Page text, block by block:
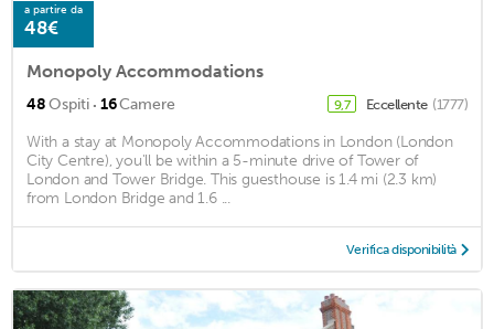
a partire da
48€
Monopoly Accommodations
48Ospiti · 16Camere 9,7 Eccellente (1777)
With a stay at Monopoly Accommodations in London (London
City Centre), you'll be within a 5-minute drive of Tower of
London and Tower Bridge. This guesthouse is 1.4 mi (2.3 km)
from London Bridge and 1.6 ...
Verifica disponibilità